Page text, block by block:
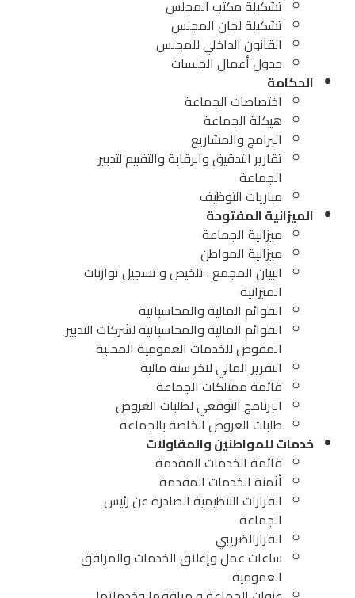
تشكيلة مكتب المجلس
تشكيلة لجان المجلس
القانون الداخلي للمجلس
جدول أعمال الجلسات
الحكامة
اختصاصات الجماعة
هيكلة الجماعة
البرامج والمشاريع
تقارير التدقيق والرقابة والتقييم لتدبير
الجماعة
مباريات التوظيف
الميزانية المفتوحة
ميزانية الجماعة
ميزانية المواطن
البيان المجمع : تلخيص و تسجيل توازنات
الميزانية
القوائم المالية والمحاسباتية
القوائم المالية والمحاسباتية لشركات التدبير
المفوض للخدمات العمومية المحلية
التقرير المالي لآخر سنة مالية
قائمة ممتلكات الجماعة
البرنامج التوقعي لطلبات العروض
طلبات العروض الخاصة بالجماعة
خدمات للمواطنين والمقاولات
قائمة الخدمات المقدمة
أثمنة الخدمات المقدمة
القرارات التنظيمية الصادرة عن رئيس
الجماعة
القرارالضريبي
ساعات عمل وإغلاق الخدمات والمرافق
العمومية